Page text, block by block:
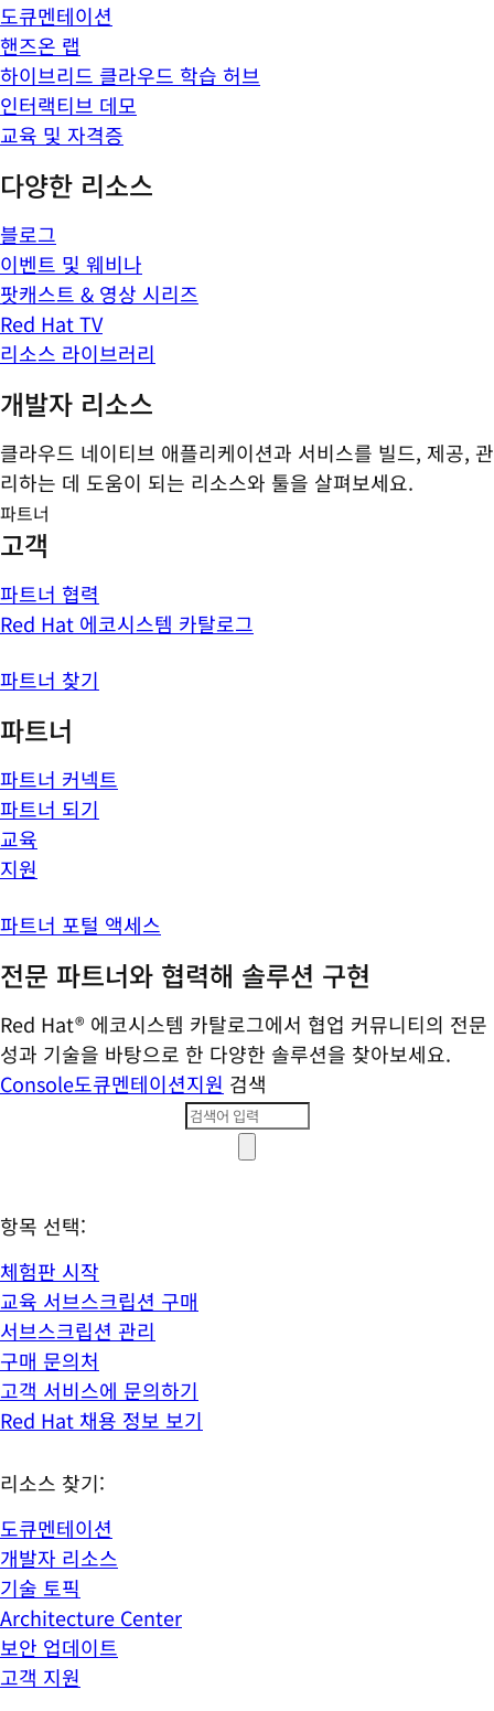
도큐멘테이션
핸즈온 랩
하이브리드 클라우드 학습 허브
인터랙티브 데모
교육 및 자격증
다양한 리소스
블로그
이벤트 및 웨비나
팟캐스트 & 영상 시리즈
Red Hat TV
리소스 라이브러리
개발자 리소스
클라우드 네이티브 애플리케이션과 서비스를 빌드, 제공, 관
리하는 데 도움이 되는 리소스와 툴을 살펴보세요.
파트너
고객
파트너 협력
Red Hat 에코시스템 카탈로그
파트너 찾기
파트너
파트너 커넥트
파트너 되기
교육
지원
파트너 포털 액세스
전문 파트너와 협력해 솔루션 구현
Red Hat® 에코시스템 카탈로그에서 협업 커뮤니티의 전문
성과 기술을 바탕으로 한 다양한 솔루션을 찾아보세요.
Console도큐멘테이션지원 검색
항목 선택:
체험판 시작
교육 서브스크립션 구매
서브스크립션 관리
구매 문의처
고객 서비스에 문의하기
Red Hat 채용 정보 보기
리소스 찾기:
도큐멘테이션
개발자 리소스
기술 토픽
Architecture Center
보안 업데이트
고객 지원